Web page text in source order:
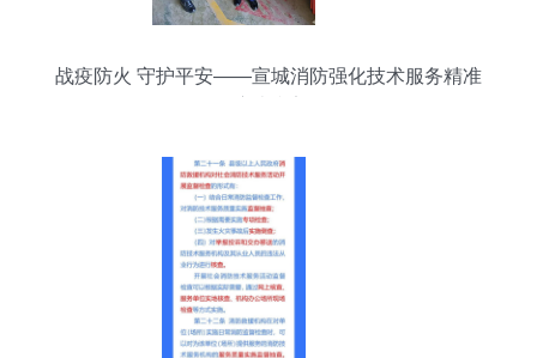
战疫防火 守护平安——宣城消防强化技术服务精准